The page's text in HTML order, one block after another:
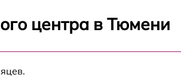
центра в Тюмени